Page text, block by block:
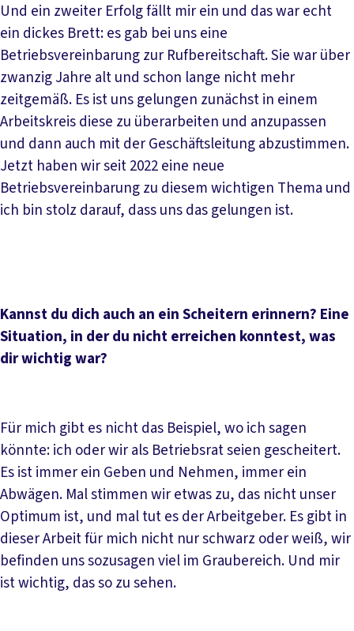
Und ein zweiter Erfolg fällt mir ein und das war echt
ein dickes Brett: es gab bei uns eine
Betriebsvereinbarung zur Rufbereitschaft. Sie war über
zwanzig Jahre alt und schon lange nicht mehr
zeitgemäß. Es ist uns gelungen zunächst in einem
Arbeitskreis diese zu überarbeiten und anzupassen
und dann auch mit der Geschäftsleitung abzustimmen.
Jetzt haben wir seit 2022 eine neue
Betriebsvereinbarung zu diesem wichtigen Thema und
ich bin stolz darauf, dass uns das gelungen ist.
Kannst du dich auch an ein Scheitern erinnern? Eine
Situation, in der du nicht erreichen konntest, was
dir wichtig war?
Für mich gibt es nicht das Beispiel, wo ich sagen
könnte: ich oder wir als Betriebsrat seien gescheitert.
Es ist immer ein Geben und Nehmen, immer ein
Abwägen. Mal stimmen wir etwas zu, das nicht unser
Optimum ist, und mal tut es der Arbeitgeber. Es gibt in
dieser Arbeit für mich nicht nur schwarz oder weiß, wir
befinden uns sozusagen viel im Graubereich. Und mir
ist wichtig, das so zu sehen.